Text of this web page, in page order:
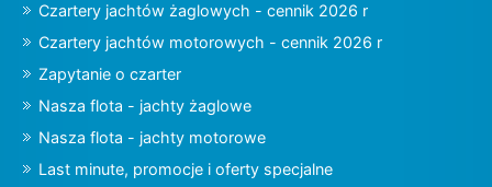
Czartery jachtów żaglowych - cennik 2026 r
Czartery jachtów motorowych - cennik 2026 r
Zapytanie o czarter
Nasza flota - jachty żaglowe
Nasza flota - jachty motorowe
Last minute, promocje i oferty specjalne